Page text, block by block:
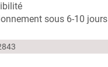
sous 6-10